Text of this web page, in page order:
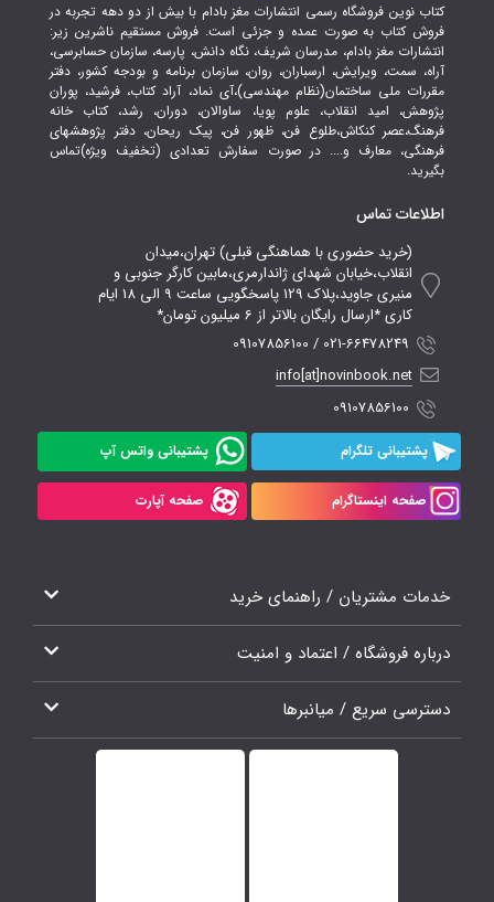
کتاب نوین فروشگاه رسمی انتشارات مغز بادام با بیش از دو دهه تجربه در
فروش کتاب به صورت عمده و جزئی است. فروش مستقیم ناشرین زیر:
انتشارات مغز بادام، مدرسان شریف، نگاه دانش، پارسه، سازمان حسابرسی،
آراه، سمت، ویرایش، ارسباران، روان، سازمان برنامه و بودجه کشور، دفتر
مقررات ملی ساختمان(نظام مهندسی)،آی نماد، آراد کتاب، فرشید، پوران
پژوهش، امید انقلاب، علوم پویا، ساوالان، دوران، رشد، کتاب خانه
فرهنگ،عصر کنکاش،طلوع فن، ظهور فن، پیک ریحان، دفتر پژوهشهای
فرهنگی، معارف و.... در صورت سفارش تعدادی (تخفیف ویژه)تماس
بگیرید.
اطلاعات تماس
(خرید حضوری با هماهنگی قبلی) تهران،میدان
انقلاب،خیابان شهدای ژاندارمری،مابین کارگر جنوبی و
منیری جاوید،پلاک 129 پاسخگویی ساعت 9 الی 18 ایام
کاری *ارسال رایگان بالاتر از 6 میلیون تومان*
021-66478249 / 09107856100
info[at]novinbook.net
09107856100
پشتیبانی تلگرام پشتیبانی واتس آپ
صفحه اینستاگرام صفحه آپارت
خدمات مشتریان / راهنمای خرید
درباره فروشگاه / اعتماد و امنیت
دسترسی سریع / میانبرها